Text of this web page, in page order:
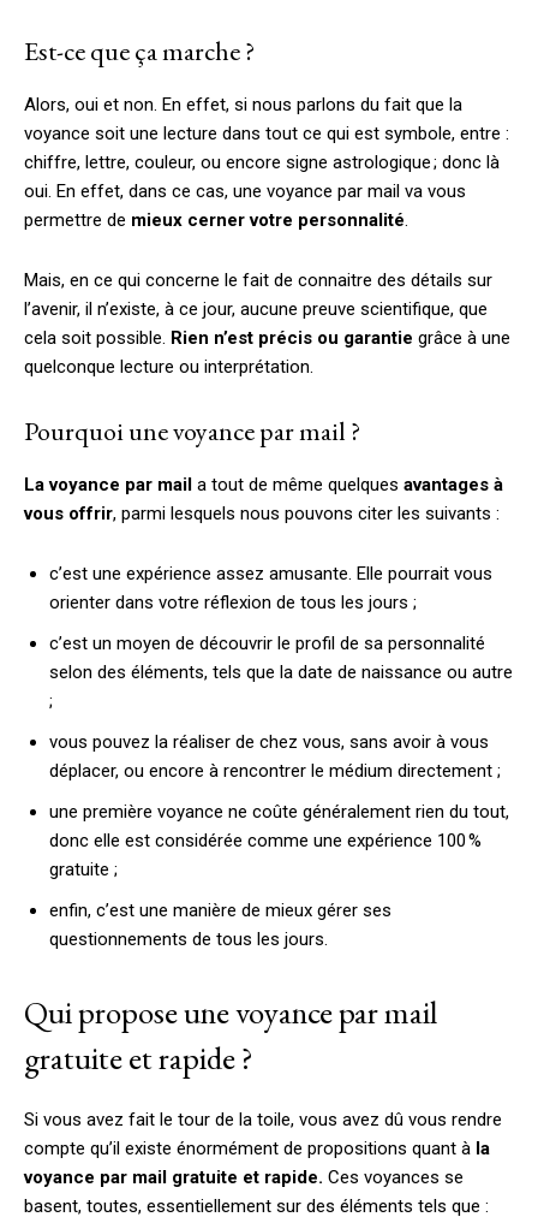
Est-ce que ça marche ?
Alors, oui et non. En effet, si nous parlons du fait que la
voyance soit une lecture dans tout ce qui est symbole, entre :
chiffre, lettre, couleur, ou encore signe astrologique ; donc là
oui. En effet, dans ce cas, une voyance par mail va vous
permettre de mieux cerner votre personnalité.
Mais, en ce qui concerne le fait de connaitre des détails sur
l’avenir, il n’existe, à ce jour, aucune preuve scientifique, que
cela soit possible. Rien n’est précis ou garantie grâce à une
quelconque lecture ou interprétation.
Pourquoi une voyance par mail ?
La voyance par mail a tout de même quelques avantages à
vous offrir, parmi lesquels nous pouvons citer les suivants :
c’est une expérience assez amusante. Elle pourrait vous
orienter dans votre réflexion de tous les jours ;
c’est un moyen de découvrir le profil de sa personnalité
selon des éléments, tels que la date de naissance ou autre
;
vous pouvez la réaliser de chez vous, sans avoir à vous
déplacer, ou encore à rencontrer le médium directement ;
une première voyance ne coûte généralement rien du tout,
donc elle est considérée comme une expérience 100 %
gratuite ;
enfin, c’est une manière de mieux gérer ses
questionnements de tous les jours.
Qui propose une voyance par mail
gratuite et rapide ?
Si vous avez fait le tour de la toile, vous avez dû vous rendre
compte qu’il existe énormément de propositions quant à la
voyance par mail gratuite et rapide. Ces voyances se
basent, toutes, essentiellement sur des éléments tels que :